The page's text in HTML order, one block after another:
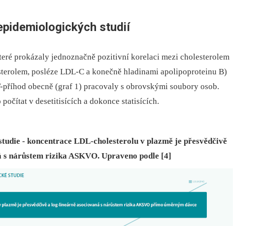
studií
prokázaly jednoznačně pozitivní korelaci mezi cholesterolem
posléze LDL-C a konečně hladinami apolipoproteinu B)
příhod obecně (graf 1) pracovaly s obrovskými soubory osob.
v desetitisících a dokonce statisících.
- koncentrace LDL-cholesterolu v plazmě je přesvědčivě
s nárůstem rizika ASKVO. Upraveno podle [4]